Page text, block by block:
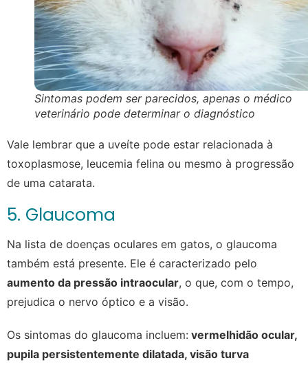
Sintomas podem ser parecidos, apenas o médico
veterinário pode determinar o diagnóstico
Vale lembrar que a uveíte pode estar relacionada à
toxoplasmose, leucemia felina ou mesmo à progressão
de uma catarata.
5. Glaucoma
Na lista de doenças oculares em gatos, o glaucoma
também está presente. Ele é caracterizado pelo
aumento da pressão intraocular, o que, com o tempo,
prejudica o nervo óptico e a visão.
Os sintomas do glaucoma incluem: vermelhidão ocular,
pupila persistentemente dilatada, visão turva